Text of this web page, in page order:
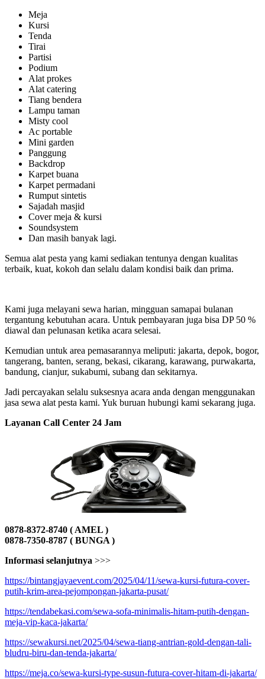
Meja
Kursi
Tenda
Tirai
Partisi
Podium
Alat prokes
Alat catering
Tiang bendera
Lampu taman
Misty cool
Ac portable
Mini garden
Panggung
Backdrop
Karpet buana
Karpet permadani
Rumput sintetis
Sajadah masjid
Cover meja & kursi
Soundsystem
Dan masih banyak lagi.
Semua alat pesta yang kami sediakan tentunya dengan kualitas
terbaik, kuat, kokoh dan selalu dalam kondisi baik dan prima.
Kami juga melayani sewa harian, mingguan samapai bulanan
tergantung kebutuhan acara. Untuk pembayaran juga bisa DP 50 %
diawal dan pelunasan ketika acara selesai.
Kemudian untuk area pemasarannya meliputi: jakarta, depok, bogor,
tangerang, banten, serang, bekasi, cikarang, karawang, purwakarta,
bandung, cianjur, sukabumi, subang dan sekitarnya.
Jadi percayakan selalu suksesnya acara anda dengan menggunakan
jasa sewa alat pesta kami. Yuk buruan hubungi kami sekarang juga.
Layanan Call Center 24 Jam
0878-8372-8740 ( AMEL )
0878-7350-8787 ( BUNGA )
Informasi selanjutnya >>>
https://bintangjayaevent.com/2025/04/11/sewa-kursi-futura-cover-
putih-krim-area-pejompongan-jakarta-pusat/
https://tendabekasi.com/sewa-sofa-minimalis-hitam-putih-dengan-
meja-vip-kaca-jakarta/
https://sewakursi.net/2025/04/sewa-tiang-antrian-gold-dengan-tali-
bludru-biru-dan-tenda-jakarta/
https://meja.co/sewa-kursi-type-susun-futura-cover-hitam-di-jakarta/